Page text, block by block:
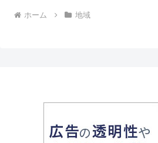
ホーム 地域